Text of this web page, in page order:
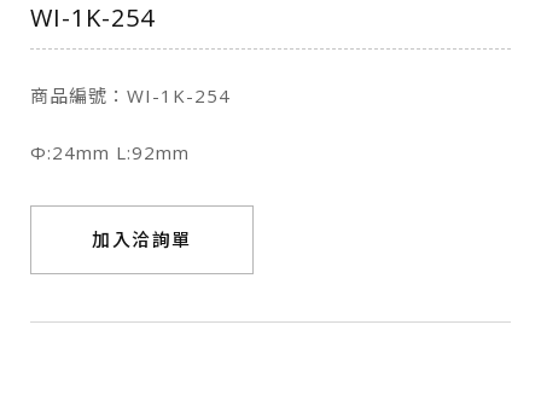
WI-1K-254
商品編號：WI-1K-254
Φ:24mm L:92mm
加入洽詢單